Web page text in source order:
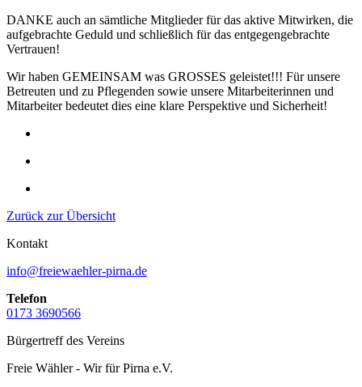
DANKE auch an sämtliche Mitglieder für das aktive Mitwirken, die
aufgebrachte Geduld und schließlich für das entgegengebrachte
Vertrauen!
Wir haben GEMEINSAM was GROSSES geleistet!!! Für unsere
Betreuten und zu Pflegenden sowie unsere Mitarbeiterinnen und
Mitarbeiter bedeutet dies eine klare Perspektive und Sicherheit!
Zurück zur Übersicht
Kontakt
info@freiewaehler-pirna.de
Telefon
0173 3690566
Bürgertreff des Vereins
Freie Wähler - Wir für Pirna e.V.